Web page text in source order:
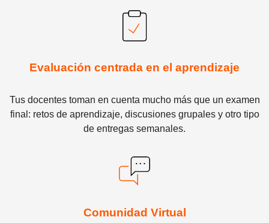
Evaluación centrada en el aprendizaje
Tus docentes toman en cuenta mucho más que un examen
final: retos de aprendizaje, discusiones grupales y otro tipo
de entregas semanales.
Comunidad Virtual